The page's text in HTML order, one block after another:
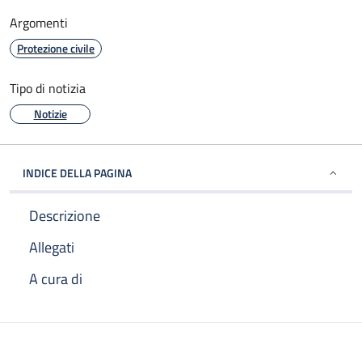
Argomenti
Protezione civile
Tipo di notizia
Notizie
INDICE DELLA PAGINA
Descrizione
Allegati
A cura di